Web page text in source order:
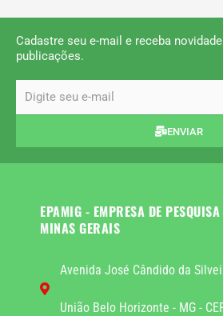
Cadastre seu e-mail e receba
publicações.
ENVIAR
EPAMIG - EMPRESA DE
MINAS GERAIS
Avenida José Cândido da
União Belo Horizonte - MG -